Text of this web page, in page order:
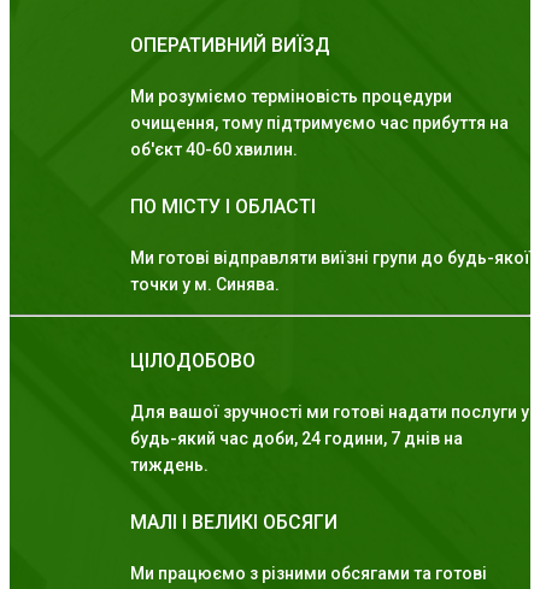
ОПЕРАТИВНИЙ ВИЇЗД
Ми розуміємо терміновість процедури
очищення, тому підтримуємо час прибуття на
об'єкт 40-60 хвилин.
ПО МІСТУ І ОБЛАСТІ
Ми готові відправляти виїзні групи до будь-якої
точки у м. Синява.
ЦІЛОДОБОВО
Для вашої зручності ми готові надати послуги у
будь-який час доби, 24 години, 7 днів на
тиждень.
МАЛІ І ВЕЛИКІ ОБСЯГИ
Ми працюємо з різними обсягами та готові